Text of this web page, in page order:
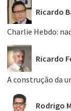
Ricardo
Charlie Hebdo:
Ricardo
A construção da
Rodrigo